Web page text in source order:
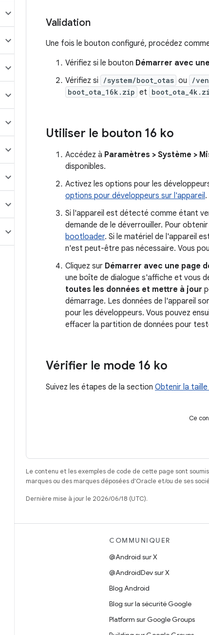
Validation
Une fois le bouton configuré, procédez
Vérifiez si le bouton Démarrer avec
Vérifiez si
/system/boot_otas ou /
boot_ota_16k.zip et
Utiliser le bouton 16 ko
Accédez à Paramètres > Système >
disponibles.
Activez les options pour les
options pour développeurs sur l'appareil.
Si l'appareil est détecté comme étant
demande de le déverrouiller. Pour
bootloader. Si le matériel de l'appareil
n'est peut-être pas nécessaire. Vous
Cliquez sur Démarrer avec une page
une boîte de dialogue s'affiche et vous
toutes les données et mettre à jour
démarrage. Les données de l'appareil
pour les développeurs. Vous pouvez
effacer la partition de données pour
Vérifier le mode 16 ko
Suivez les étapes de la section Obtenir la
Ce
Le contenu et les exemples de code de cette page sont
marques ou des marques déposées d'Oracle et/ou de ses
Dernière mise à jour le 2026/06/18 (UTC).
COMMUNIQUER
@Android sur X
@AndroidDev sur X
Blog Android
Blog sur la sécurité Google
Platform sur Google Groups